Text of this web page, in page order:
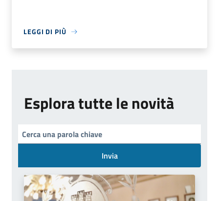
LEGGI DI PIÙ
Esplora tutte le novità
Invia